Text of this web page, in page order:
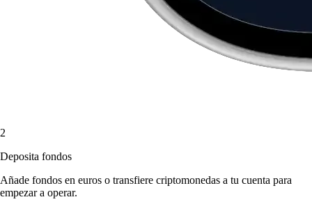
2
Deposita fondos
Añade fondos en euros o transfiere criptomonedas a tu cuenta para
empezar a operar.